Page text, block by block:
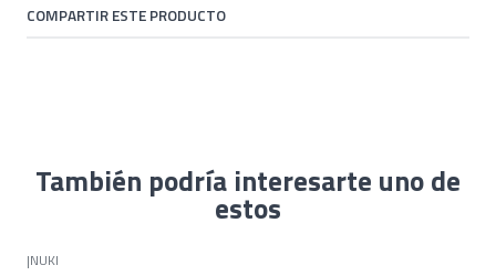
COMPARTIR ESTE PRODUCTO
También podría interesarte uno de
estos
|NUKI